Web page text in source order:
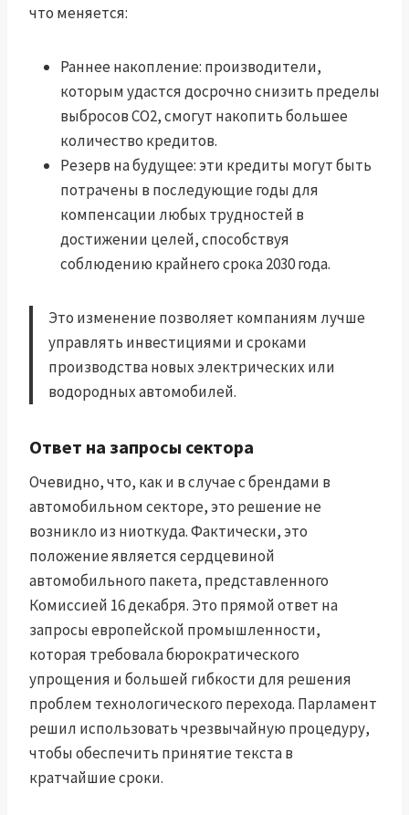
что меняется:
Раннее накопление: производители,
которым удастся досрочно снизить пределы
выбросов CO2, смогут накопить большее
количество кредитов.
Резерв на будущее: эти кредиты могут быть
потрачены в последующие годы для
компенсации любых трудностей в
достижении целей, способствуя
соблюдению крайнего срока 2030 года.
Это изменение позволяет компаниям лучше
управлять инвестициями и сроками
производства новых электрических или
водородных автомобилей.
Ответ на запросы сектора
Очевидно, что, как и в случае с брендами в
автомобильном секторе, это решение не
возникло из ниоткуда. Фактически, это
положение является сердцевиной
автомобильного пакета, представленного
Комиссией 16 декабря. Это прямой ответ на
запросы европейской промышленности,
которая требовала бюрократического
упрощения и большей гибкости для решения
проблем технологического перехода. Парламент
решил использовать чрезвычайную процедуру,
чтобы обеспечить принятие текста в
кратчайшие сроки.